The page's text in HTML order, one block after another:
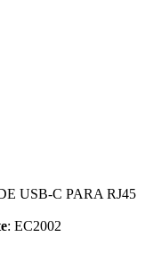
USB-C PARA RJ45
: EC2002